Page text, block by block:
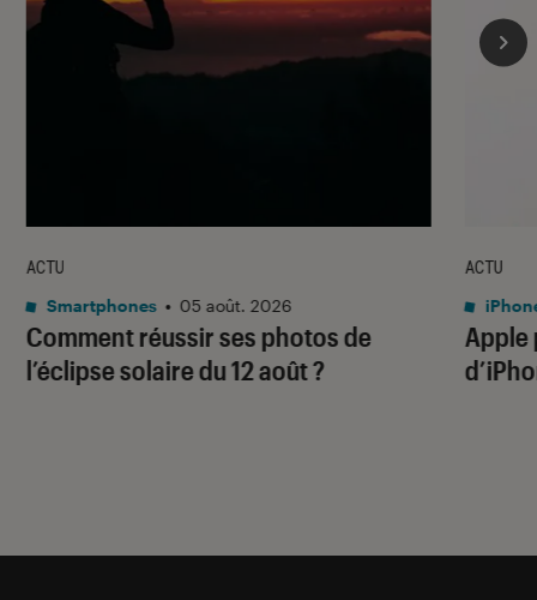
Comment réussir ses photos de
l’éclipse solaire du 12 août ?
ACTU
Smartphones • 05 août. 2026
Apple
ACTU